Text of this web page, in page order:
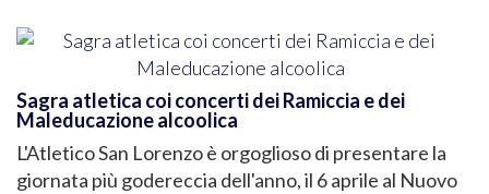
Sagra atletica coi concerti dei Ramiccia e dei
Maleducazione alcoolica
L'Atletico San Lorenzo è orgoglioso di presentare la
giornata più godereccia dell'anno, il 6 aprile al Nuovo